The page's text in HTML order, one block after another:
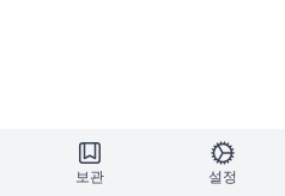
보관 설정